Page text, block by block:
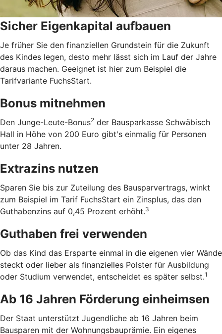
Sicher Eigenkapital aufbauen
Je früher Sie den finanziellen Grundstein für die Zukunft
des Kindes legen, desto mehr lässt sich im Lauf der Jahre
daraus machen. Geeignet ist hier zum Beispiel die
Tarifvariante FuchsStart.
Bonus mitnehmen
Den Junge-Leute-Bonus2 der Bausparkasse Schwäbisch
Hall in Höhe von 200 Euro gibt's einmalig für Personen
unter 28 Jahren.
Extrazins nutzen
Sparen Sie bis zur Zuteilung des Bausparvertrags, winkt
zum Beispiel im Tarif FuchsStart ein Zinsplus, das den
Guthabenzins auf 0,45 Prozent erhöht.3
Guthaben frei verwenden
Ob das Kind das Ersparte einmal in die eigenen vier Wände
steckt oder lieber als finanzielles Polster für Ausbildung
oder Studium verwendet, entscheidet es später selbst.1
Ab 16 Jahren Förderung einheimsen
Der Staat unterstützt Jugendliche ab 16 Jahren beim
Bausparen mit der Wohnungsbauprämie. Ein eigenes